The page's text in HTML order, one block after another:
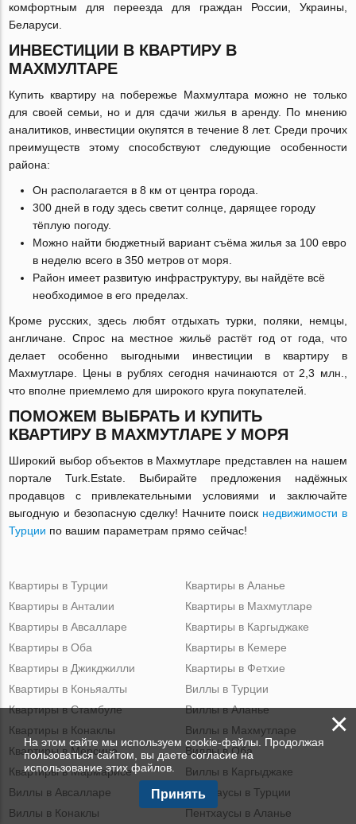
комфортным для переезда для граждан России, Украины,
Беларуси.
ИНВЕСТИЦИИ В КВАРТИРУ В
МАХМУЛТАРЕ
Купить квартиру на побережье Махмултара можно не только
для своей семьи, но и для сдачи жилья в аренду. По мнению
аналитиков, инвестиции окупятся в течение 8 лет. Среди прочих
преимуществ этому способствуют следующие особенности
района:
Он располагается в 8 км от центра города.
300 дней в году здесь светит солнце, дарящее городу
тёплую погоду.
Можно найти бюджетный вариант съёма жилья за 100 евро
в неделю всего в 350 метров от моря.
Район имеет развитую инфраструктуру, вы найдёте всё
необходимое в его пределах.
Кроме русских, здесь любят отдыхать турки, поляки, немцы,
англичане. Спрос на местное жильё растёт год от года, что
делает особенно выгодными инвестиции в квартиру в
Махмутларе. Цены в рублях сегодня начинаются от 2,3 млн.,
что вполне приемлемо для широкого круга покупателей.
ПОМОЖЕМ ВЫБРАТЬ И КУПИТЬ
КВАРТИРУ В МАХМУТЛАРЕ У МОРЯ
Широкий выбор объектов в Махмутларе представлен на нашем
портале Turk.Estate. Выбирайте предложения надёжных
продавцов с привлекательными условиями и заключайте
выгодную и безопасную сделку! Начните поиск недвижимости в
Турции по вашим параметрам прямо сейчас!
Квартиры в Турции
Квартиры в Анталии
Квартиры в Авсалларе
Квартиры в Оба
Квартиры в Джикджилли
Квартиры в Аланье
Квартиры в Махмутларе
Квартиры в Каргыджаке
Квартиры в Кемере
Квартиры в Фетхие
Квартиры в Коньяалты
Квартиры в Стамбуле
Квартиры в Конаклы
Квартиры в Мерсине
Квартиры в Мармарисе
Виллы в Турции
Виллы в Аланье
Виллы в Махмутларе
Виллы в Оба
Виллы в Каргыджаке
Виллы в Авсалларе
Виллы в Конаклы
Пентхаусы в Турции
Пентхаусы в Аланье
×
На этом сайте мы используем cookie-файлы. Продолжая
пользоваться сайтом, вы даете согласие на
использование этих файлов.
Принять